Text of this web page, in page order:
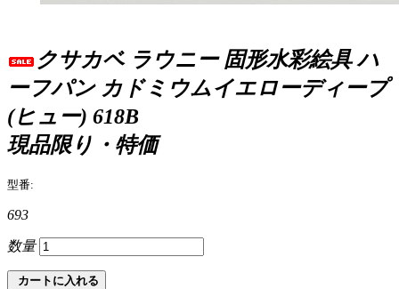
クサカベ ラウニー 固形水彩絵具 ハ
ーフパン カドミウムイエローディープ
(ヒュー) 618B
現品限り・特価
型番:
693
数量
カートに入れる